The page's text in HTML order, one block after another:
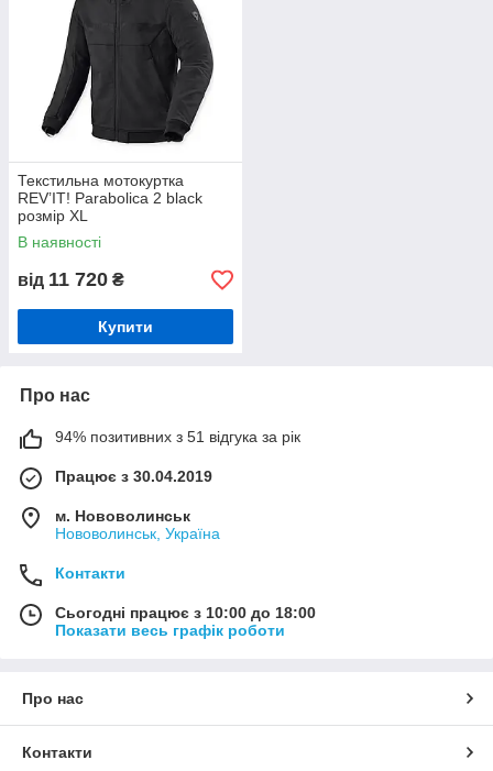
Текстильна мотокуртка
REV’IT! Parabolica 2 black
розмір XL
В наявності
від 11 720 ₴
Купити
Про нас
94% позитивних з 51 відгука за рік
Працює з 30.04.2019
м. Нововолинськ
Нововолинськ, Україна
Контакти
Сьогодні працює з 10:00 до 18:00
Показати весь графік роботи
Про нас
Контакти